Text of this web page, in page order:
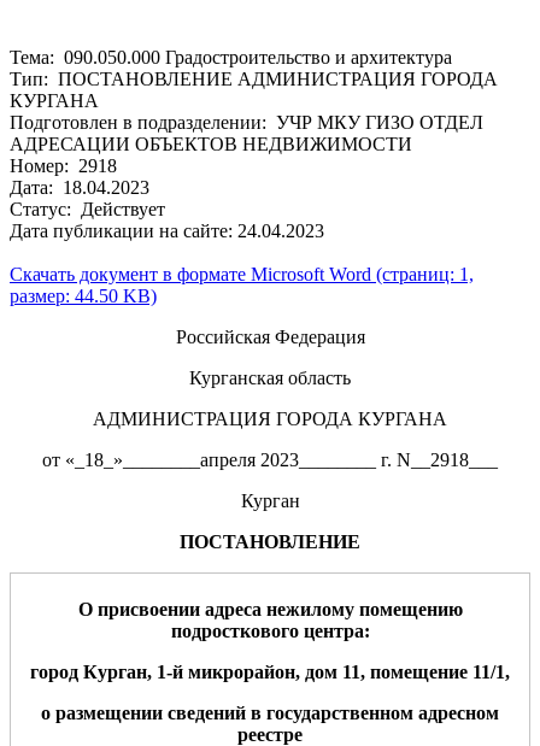
Тема: 090.050.000 Градостроительство и архитектура
Тип: ПОСТАНОВЛЕНИЕ АДМИНИСТРАЦИЯ ГОРОДА
КУРГАНА
Подготовлен в подразделении: УЧР МКУ ГИЗО ОТДЕЛ
АДРЕСАЦИИ ОБЪЕКТОВ НЕДВИЖИМОСТИ
Номер: 2918
Дата: 18.04.2023
Статус: Действует
Дата публикации на сайте: 24.04.2023
Скачать документ в формате Microsoft Word (страниц: 1,
размер: 44.50 KB)
Российская Федерация
Курганская область
АДМИНИСТРАЦИЯ ГОРОДА КУРГАНА
от «_18_»________апреля 2023________ г. N__2918___
Курган
ПОСТАНОВЛЕНИЕ
О присвоении адреса нежилому помещению
подросткового центра:
город Курган, 1-й микрорайон, дом 11, помещение 11/1,
о размещении сведений в государственном адресном
реестре